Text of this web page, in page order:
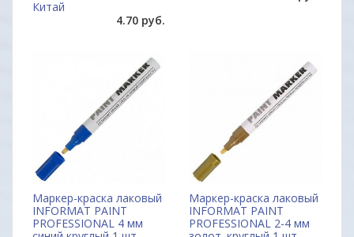
Китай
4.70 руб.
Маркер-краска лаковый
INFORMAT PAINT
PROFESSIONAL 4 мм
Маркер-краска лаковый
INFORMAT PAINT
PROFESSIONAL 2-4 мм